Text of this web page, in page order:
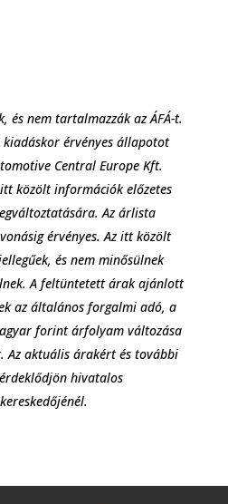
és nem tartalmazzák az ÁFÁ-t.
érvényes állapotot
Central Europe Kft.
közölt információk előzetes
Az árlista
érvényes. Az itt közölt
és nem minősülnek
A feltüntetett árak ajánlott
az általános forgalmi adó, a
forint árfolyam változása
Az aktuális árakért és további
hivatalos